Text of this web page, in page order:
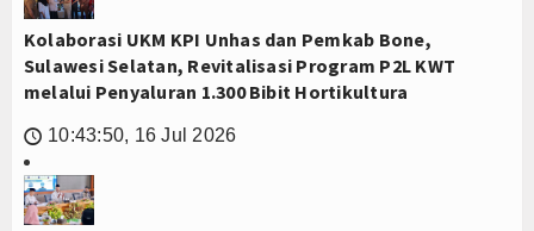
Kolaborasi UKM KPI Unhas dan Pemkab Bone,
Sulawesi Selatan, Revitalisasi Program P2L KWT
melalui Penyaluran 1.300 Bibit Hortikultura
🕔 10:43:50, 16 Jul 2026